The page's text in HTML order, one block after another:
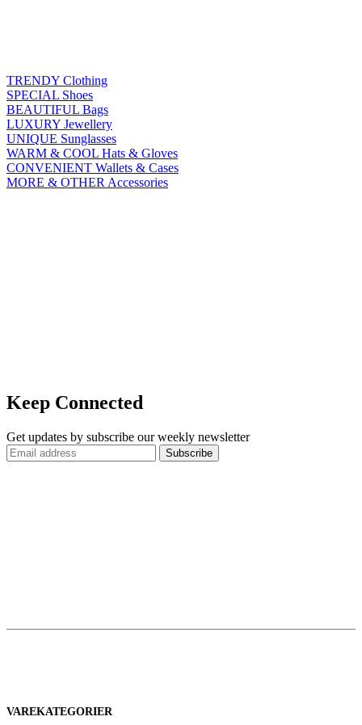
TRENDY Clothing
SPECIAL Shoes
BEAUTIFUL Bags
LUXURY Jewellery
UNIQUE Sunglasses
WARM & COOL Hats & Gloves
CONVENIENT Wallets & Cases
MORE & OTHER Accessories
Keep Connected
Get updates by subscribe our weekly newsletter
VAREKATEGORIER